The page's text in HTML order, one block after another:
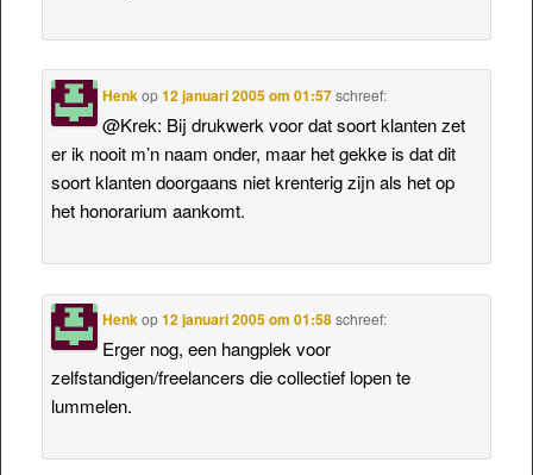
Henkop12 januari 2005 om 01:57 schreef:
@Krek: Bij drukwerk voor dat soort klanten zet
er ik nooit m’n naam onder, maar het gekke is dat dit
soort klanten doorgaans niet krenterig zijn als het op
het honorarium aankomt.
Henkop12 januari 2005 om 01:58 schreef:
Erger nog, een hangplek voor
zelfstandigen/freelancers die collectief lopen te
lummelen.